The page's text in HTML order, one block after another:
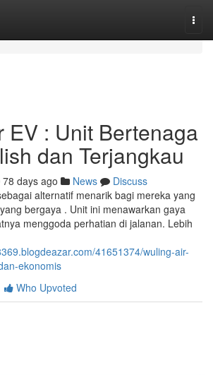
EV : Unit Bertenaga
dan Terjangkau
78 days ago News
Discuss
alternatif menarik bagi mereka yang
bergaya . Unit ini menawarkan gaya
menggoda perhatian di jalanan. Lebih
41651374/wuling-air-
ekonomis
Who Upvoted